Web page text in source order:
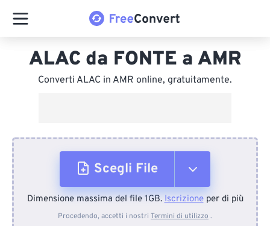
ALAC da FONTE a AMR
Converti ALAC in AMR online, gratuitamente.
Scegli File
Dal dispositivo
Dimensione massima del file 1GB.Iscrizioneper di più
Procedendo, accetti i nostri Termini di utilizzo .